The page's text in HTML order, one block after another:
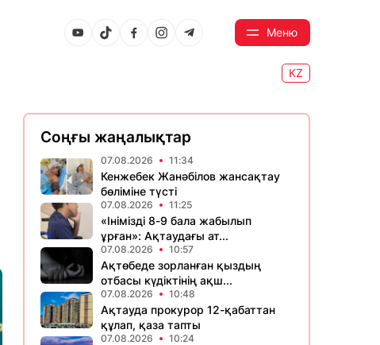
Меню
KZ
Соңғы жаңалықтар
07.08.2026 11:34
Кенжебек Жанәбілов жансақтау
бөліміне түсті
07.08.2026 11:25
«Інімізді 8-9 бала жабылып
ұрған»: Ақтаудағы ат...
07.08.2026 10:57
Ақтөбеде зорланған қыздың
отбасы күдіктінің ақш...
07.08.2026 10:48
Ақтауда прокурор 12-қабаттан
құлап, қаза тапты
07.08.2026 10:24